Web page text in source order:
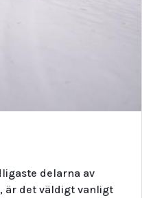
delarna av
är det väldigt vanligt